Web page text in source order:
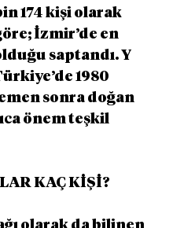
174 kişi olarak
İzmir’de en
saptandı. Y
1980
sonra doğan
önem teşkil
KAÇ KİŞİ?